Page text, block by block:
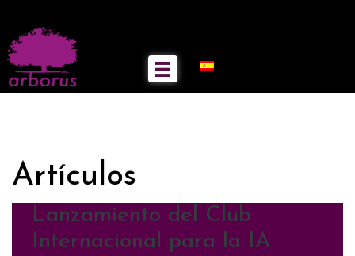
Artículos
Lanzamiento del Club
Internacional para la IA